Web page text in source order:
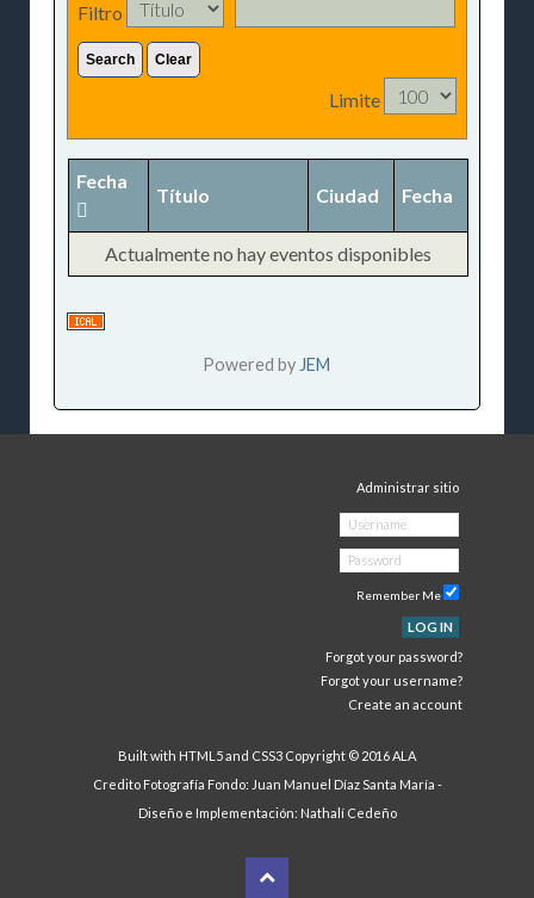
Filtro
Search Clear
Limite
Fecha
Título Ciudad Fecha
Actualmente no hay eventos disponibles
Powered by JEM
Administrar sitio
Remember Me
LOG IN
Forgot your password?
Forgot your username?
Create an account
Built with HTML5 and CSS3 Copyright © 2016 ALA
Credito Fotografía Fondo: Juan Manuel Díaz Santa María -
Diseño e Implementación: Nathalí Cedeño